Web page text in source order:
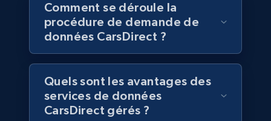
Companies information enriched dataset
URL, ID lc, Name lc, Country code lc, Locations
lc, Followers lc, Employees in linkedin lc, About
lc, and more.
Business Enrichi
Comment se déroule la
procédure de demande de
données CarsDirect ?
Quels sont les avantages des
services de données
CarsDirect gérés ?